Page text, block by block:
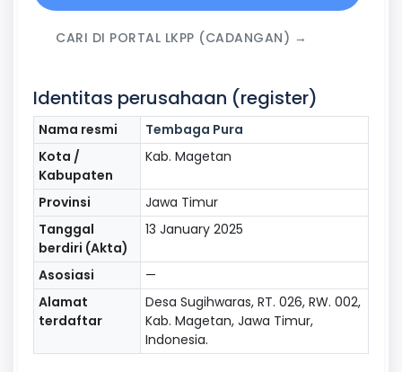
CARI DI PORTAL LKPP (CADANGAN) →
Identitas perusahaan (register)
Nama resmi
Tembaga Pura
Kota /
Kabupaten
Kab. Magetan
Provinsi
Jawa Timur
Tanggal
berdiri (Akta)
13 January 2025
Asosiasi
—
Alamat
terdaftar
Desa Sugihwaras, RT. 026, RW. 002,
Kab. Magetan, Jawa Timur,
Indonesia.